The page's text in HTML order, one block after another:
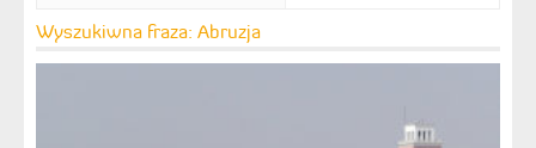
Wyszukiwna fraza: Abruzja